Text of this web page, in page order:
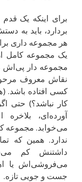
برای اینکه یک
بردارد، باید به
هر مجموعه داری
یک مجموعه‌ کامل
مجموعه دار پی‌اش
نقاش معروف
کسی افتاده باشد.
کار نباشد؟) حتی
آورده‌ای،
می‌خوابد. مجموعه
ندارد. همین که
داشتنش کم
می‌فروشی‌اش یا
جست و جویی تازه.